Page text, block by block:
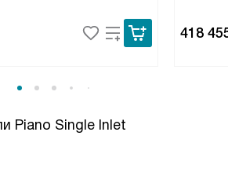
418
Piano Single Inlet